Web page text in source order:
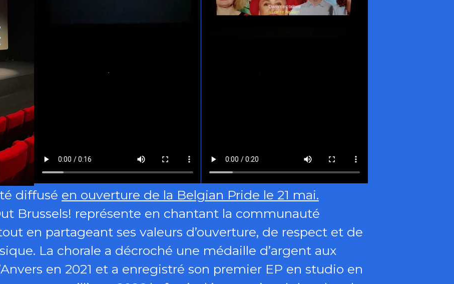
diffusé en ouverture de la Belgian Pride le 21 mai.
Brussels! représente en chantant la communauté
en partageant ses valeurs d’ouverture, de respect et de
La chorale a décroché une médaille d’argent aux
en 2021 et a enregistré son premier EP en studio en